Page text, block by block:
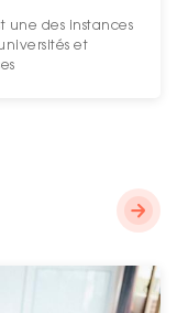
une des instances
et